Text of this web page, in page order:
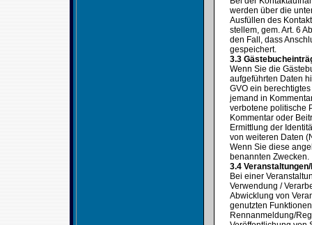
werden über die
Ausfüllen des
stellem, gem. Art. 6
den Fall, dass
gespeichert.
3.3
Wenn Sie die
aufgeführten Daten
GVO ein
jemand in
verbotene politische
Kommentar oder
Ermittlung der
von weiteren Daten
Wenn Sie diese
benannten Zwecken.
3.4
Bei einer
Verwendung /
Abwicklung von
genutzten
Rennanmeldung/